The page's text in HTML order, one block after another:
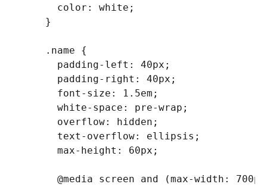
color : white ;
}
.name
{
padding-left : 40px ;
padding-right : 40px ;
font-size : 1.5em ;
white-space : pre-wrap ;
overflow: hidden ;
text-overflow: ellipsis ;
max-height : 60px ;
@media screen and (max-width : 700px